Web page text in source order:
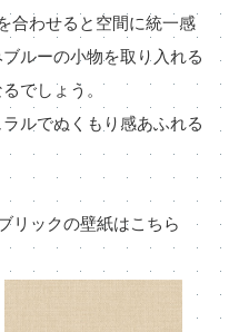
合わせると空間に統一感
ルーの小物を取り入れる
でしょう。
ルでぬくもり感あふれる
リックの壁紙はこちら